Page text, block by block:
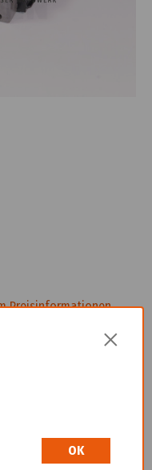
Preisinformationen
die Erstellung eines
unseren Shop.
×
OK